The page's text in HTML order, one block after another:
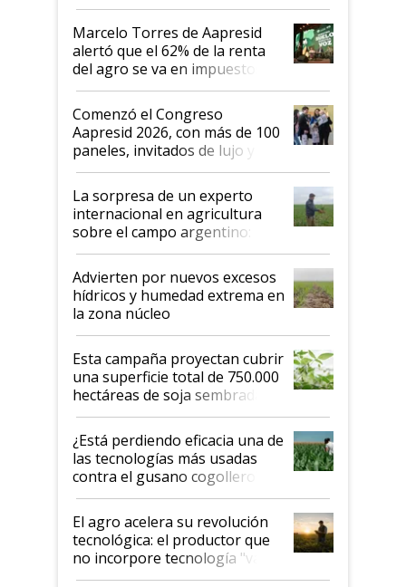
argentino para invertir: "Los veo
más motivados"
Marcelo Torres de Aapresid
alertó que el 62% de la renta
del agro se va en impuestos:
"No es bueno que en
Argentina se sigan discutiendo
las mismas cosas de hace 50
años"
Comenzó el Congreso
Aapresid 2026, con más de 100
paneles, invitados de lujo y
todas las tendencias
La sorpresa de un experto
internacional en agricultura
sobre el campo argentino:
"Estoy muy impresionado"
Advierten por nuevos excesos
hídricos y humedad extrema en
la zona núcleo
Esta campaña proyectan cubrir
una superficie total de 750.000
hectáreas de soja sembradas
con una nueva generación de
variedades que marcan un
salto tecnológico en genética y
rendimiento
¿Está perdiendo eficacia una de
las tecnologías más usadas
contra el gusano cogollero? El
desafío de una tecnología clave
El agro acelera su revolución
tecnológica: el productor que
no incorpore tecnología "va a
perder el tren"